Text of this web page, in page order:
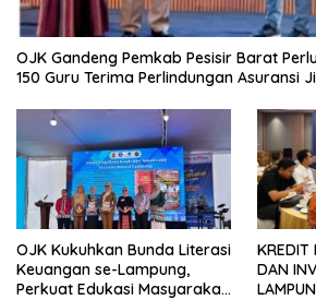
OJK Gandeng Pemkab Pesisir Barat
150 Guru Terima Perlindungan Asuransi
OJK Kukuhkan Bunda Literasi
Keuangan se-Lampung,
Perkuat Edukasi Masyarakat
KREDIT
DAN